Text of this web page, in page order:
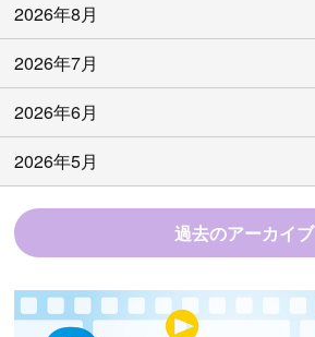
2026年8月
2026年7月
2026年6月
2026年5月
過去のアーカイブ